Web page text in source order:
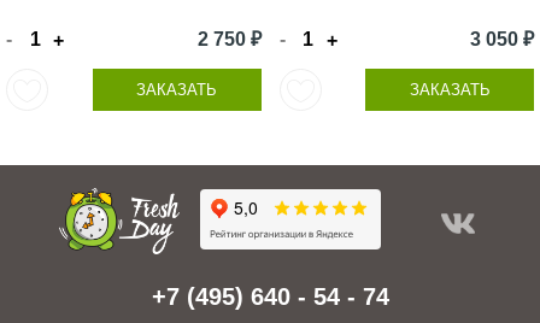
- + 2 750 ₽
ЗАКАЗАТЬ
- + 3 050 ₽
ЗАКАЗАТЬ
+7 (495) 640 - 54 - 74